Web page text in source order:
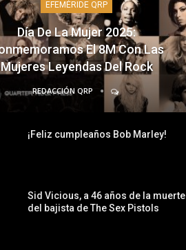
EFEMÉRIDE QRP
Día De La Mujer 2025:
El 8M Con Las
Mujeres Leyendas Del Rock
REDACCIÓN QRP
¡Feliz cumpleaños Bob Marley!
Sid Vicious, a 46 años de la muerte
del bajista de The Sex Pistols